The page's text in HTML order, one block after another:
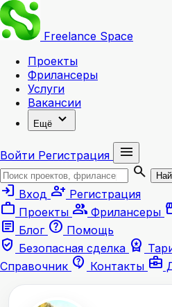
Freelance Space
Проекты
Фрилансеры
Услуги
Вакансии
Ещё expand_more
Войти Регистрация
menu
search
login Вход person_add Регистрация
work Проекты group Фрилансеры
article Блог help Помощь
verified_user Безопасная сделка workspace_premium
Справочник contact_support Контакты business_center